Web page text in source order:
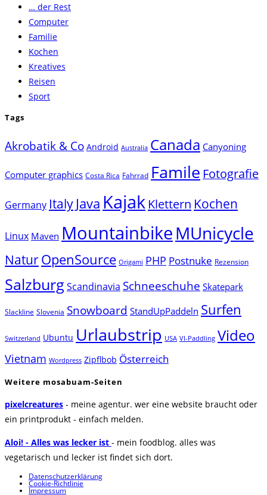
… der Rest
Computer
Familie
Kochen
Kreatives
Reisen
Sport
Tags
Akrobatik & Co Android Australia Canada Canyoning
Computer graphics Costa Rica Fahrrad Famile Fotografie
Germany Italy Java Kajak Klettern Kochen
Linux Maven MountainbikeMUnicycle
NaturOpenSource Origami PHP Postnuke Rezension
SalzburgScandinavia Schneeschuhe Skatepark
Slackline Slovenia Snowboard StandUpPaddeln Surfen
Switzerland Ubuntu Urlaubstrip USA VI-Paddling Video
Vietnam Wordpress Zipflbob Österreich
Weitere mosabuam-Seiten
pixelcreatures - meine agentur. wer eine website braucht oder
ein printprodukt - einfach melden.
Aloi! - Alles was lecker ist - mein foodblog. alles was
vegetarisch und lecker ist findet sich dort.
Datenschutzerklärung
Cookie-Richtlinie
Impressum